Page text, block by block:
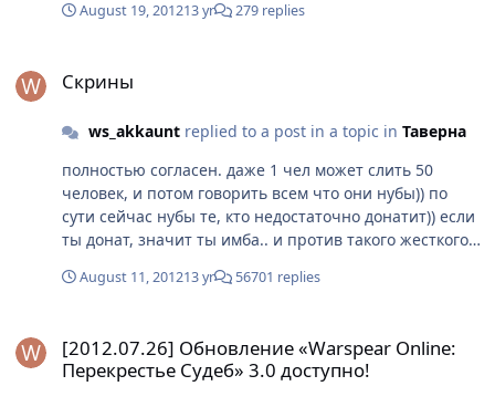
время на возврат)) вот для этого и нужен лук/арбалет
August 19, 201213 yr 279 replies
Скрины
ws_akkauntreplied to a post in a topic in Таверна
полностью согласен. даже 1 чел может слить 50
человек, и потом говорить всем что они нубы)) по
сути сейчас нубы те, кто недостаточно донатит)) если
ты донат, значит ты имба.. и против такого жесткого
ну очень прямые руки.. ты против мегадонна на
подача заявки на арену?)) прикольно наверн стоять и
отбиваться от мобов которых постоянно агрит на себя
August 11, 201213 yr 56701 replies
[2012.07.26] Обновление «Warspear Online:
Перекрестье Судеб» 3.0 доступно!